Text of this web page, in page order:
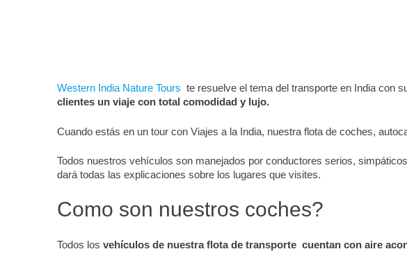
Western India Nature Tours te resuelve el tema del transporte en India con
clientes un viaje con total comodidad y lujo.
Cuando estás en un tour con Viajes a la India, nuestra flota de coches,
Todos nuestros vehículos son manejados por conductores serios,
dará todas las explicaciones sobre los lugares que visites.
Como son nuestros coches?
Todos losvehículos de nuestra flota de transporte cuentan con aire